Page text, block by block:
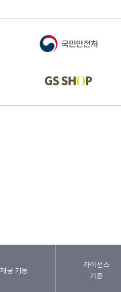
제공 기능
라이선스
기준